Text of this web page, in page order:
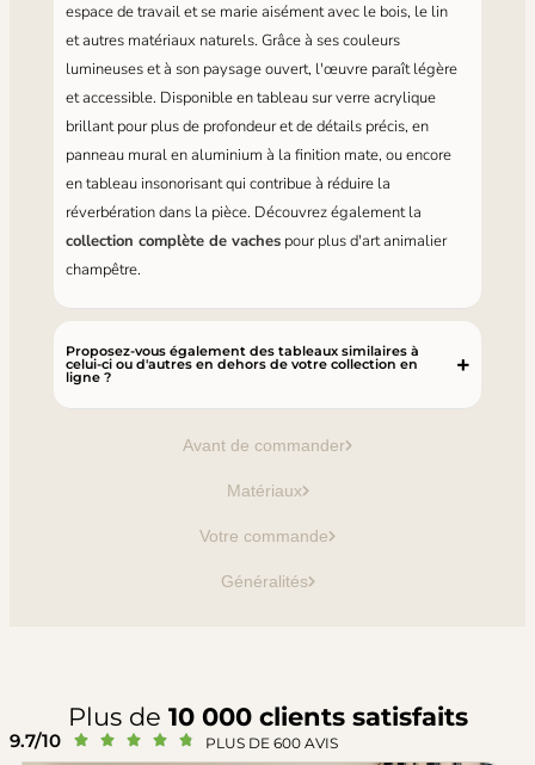
Avant de commander
Matériaux
Votre commande
Généralités
espace de travail et se marie aisément avec le bois, le lin
et autres matériaux naturels. Grâce à ses couleurs
lumineuses et à son paysage ouvert, l'œuvre paraît légère
et accessible. Disponible en tableau sur verre acrylique
brillant pour plus de profondeur et de détails précis, en
panneau mural en aluminium à la finition mate, ou encore
en tableau insonorisant qui contribue à réduire la
réverbération dans la pièce. Découvrez également la
collection complète de vachespour plus d'art animalier
champêtre.
Proposez-vous également des tableaux similaires à
celui-ci ou d'autres en dehors de votre collection en
ligne ?
Plus de 10 000 clients satisfaits
9.7/10      PLUS DE 600 AVIS